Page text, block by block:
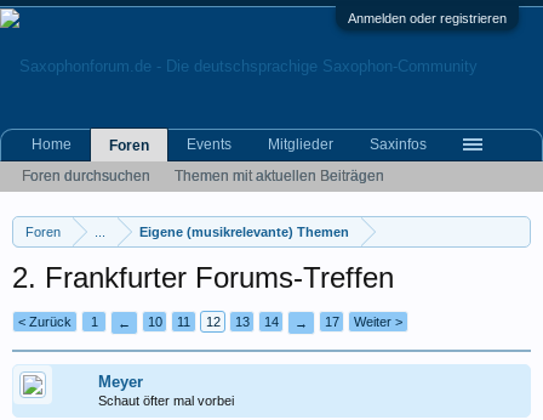
Anmelden oder registrieren
Foren Eigene (musikrelevante) Themen
2. Frankfurter Forums-Treffen
< Zurück 1 ← 10 11 12 13 14 → 17 Weiter >
Meyer
Schaut öfter mal vorbei
Home
Foren
Foren durchsuchen
Themen mit aktuellen Beiträgen
Events Mitglieder Saxinfos